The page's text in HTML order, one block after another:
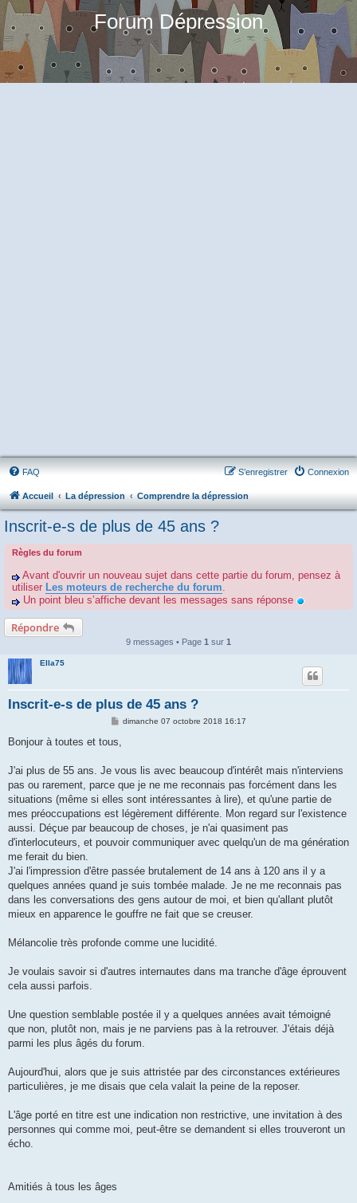
Forum Dépression
FAQ Connexion
S’enregistrer
Accueil La dépression Comprendre la dépression
Inscrit-e-s de plus de 45 ans ?
Règles du forum
Avant d'ouvrir un nouveau sujet dans cette partie du forum, pensez à
utiliser Les moteurs de recherche du forum.
Un point bleu s’affiche devant les messages sans réponse
Répondre
9 messages • Page 1 sur 1
Ella75
Inscrit-e-s de plus de 45 ans ?
M
s
g
dimanche 07 octobre 2018 16:17
Bonjour à toutes et tous,
J'ai plus de 55 ans. Je vous lis avec beaucoup d'intérêt mais n'interviens
pas ou rarement, parce que je ne me reconnais pas forcément dans les
situations (même si elles sont intéressantes à lire), et qu'une partie de
mes préoccupations est légèrement différente. Mon regard sur l'existence
aussi. Déçue par beaucoup de choses, je n'ai quasiment pas
d'interlocuteurs, et pouvoir communiquer avec quelqu'un de ma génération
me ferait du bien.
J'ai l'impression d'être passée brutalement de 14 ans à 120 ans il y a
quelques années quand je suis tombée malade. Je ne me reconnais pas
dans les conversations des gens autour de moi, et bien qu'allant plutôt
mieux en apparence le gouffre ne fait que se creuser.
Mélancolie très profonde comme une lucidité.
Je voulais savoir si d'autres internautes dans ma tranche d'âge éprouvent
cela aussi parfois.
Une question semblable postée il y a quelques années avait témoigné
que non, plutôt non, mais je ne parviens pas à la retrouver. J'étais déjà
parmi les plus âgés du forum.
Aujourd'hui, alors que je suis attristée par des circonstances extérieures
particulières, je me disais que cela valait la peine de la reposer.
L'âge porté en titre est une indication non restrictive, une invitation à des
personnes qui comme moi, peut-être se demandent si elles trouveront un
écho.
Amitiés à tous les âges